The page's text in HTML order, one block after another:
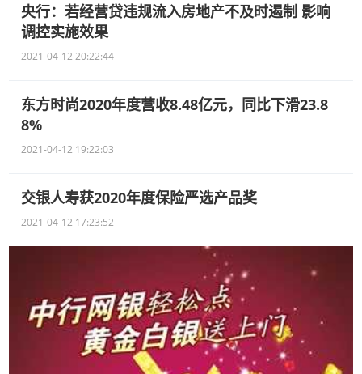
央行：若经营贷违规流入房地产不及时遏制 影响
调控实施效果
2021-04-12 20:22:44
东方时尚2020年度营收8.48亿元，同比下滑23.8
8%
2021-04-12 19:22:03
交银人寿获2020年度保险严选产品奖
2021-04-12 17:23:52